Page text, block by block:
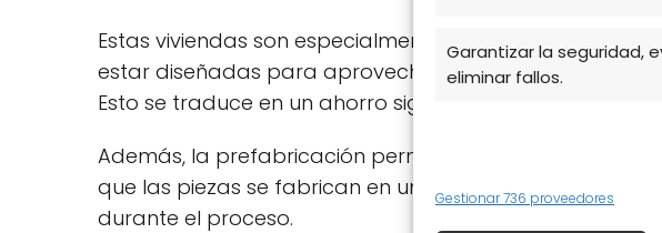
Garantizar la seguridad,
eliminar fallos.
Gestionar 736 proveedores
Estas viviendas son especialmente valoradas por su
estar diseñadas para aprovechar al máximo la luz
Esto se traduce en un ahorro significativo en el consumo
Además, la prefabricación permite un mayor control de
que las piezas se fabrican en un entorno controlado,
durante el proceso.